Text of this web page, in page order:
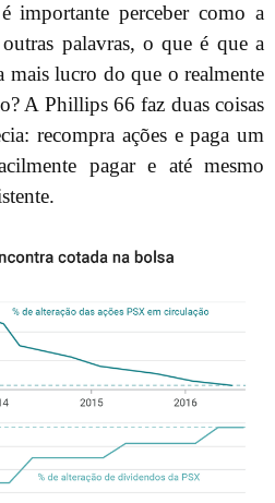
importante perceber como a
palavras, o que é que a
mais lucro do que o realmente
A Phillips 66 faz duas coisas
recompra ações e paga um
pagar e até mesmo